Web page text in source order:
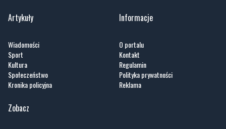
Artykuły
Wiadomości
Sport
Kultura
Społeczeństwo
Kronika policyjna
Informacje
O portalu
Kontakt
Regulamin
Polityka prywatności
Reklama
Zobacz